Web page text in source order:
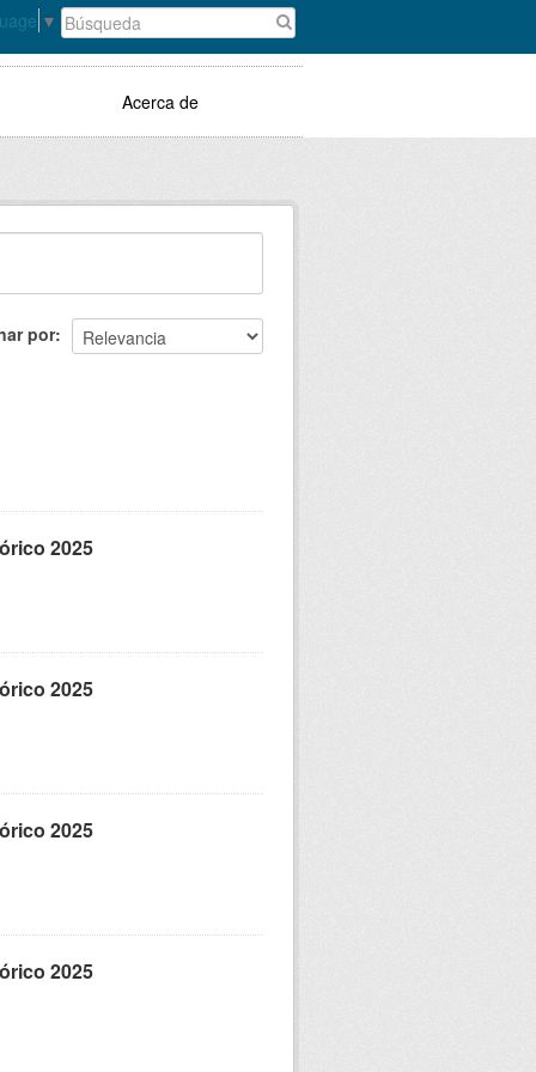
▼
Acerca de
por
2025
2025
2025
2025